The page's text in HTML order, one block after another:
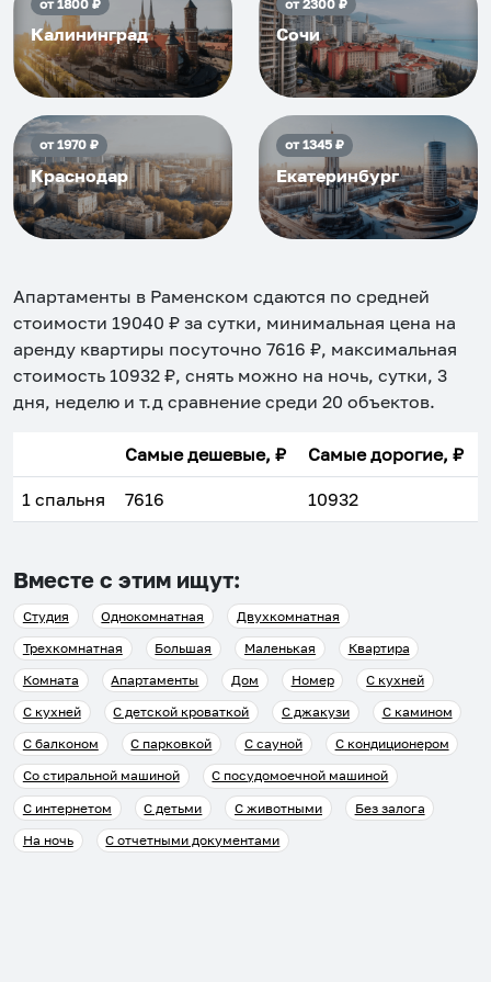
от1800₽
Калининград
от2300₽
Сочи
от1970₽
Краснодар
от1345₽
Екатеринбург
Апартаменты в Раменском сдаются по средней
стоимости 19040 ₽ за сутки, минимальная цена на
аренду квартиры посуточно 7616 ₽, максимальная
стоимость 10932 ₽, снять можно на ночь, сутки, 3
дня, неделю и т.д сравнение среди 20 объектов.
Самые дешевые, ₽ Самые дорогие, ₽
1 спальня 7616 10932
Вместе с этим ищут:
Студия Однокомнатная
Двухкомнатная
Трехкомнатная
Большая Маленькая
Квартира
Комната
Апартаменты Дом Номер
С кухней
С кухней
С детской кроваткой С джакузи
С камином
С балконом
С парковкой С сауной
С кондиционером
Со стиральной машиной
С посудомоечной машиной
С интернетом
С детьми С животными
Без залога
На ночь
С отчетными документами